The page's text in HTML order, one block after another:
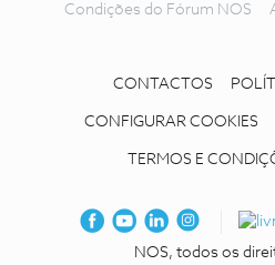
Condições do Fórum NOS
CONTACTOS
CONFIGURAR COOKIES
TERMOS E
NOS, todos os